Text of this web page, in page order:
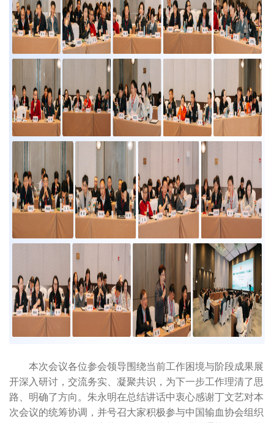
本次会议各位参会领导围绕当前工作困境与阶段成果展
开深入研讨，交流务实、凝聚共识，为下一步工作理清了思
路、明确了方向。朱永明在总结讲话中衷心感谢丁文艺对本
次会议的统筹协调，并号召大家积极参与中国输血协会组织